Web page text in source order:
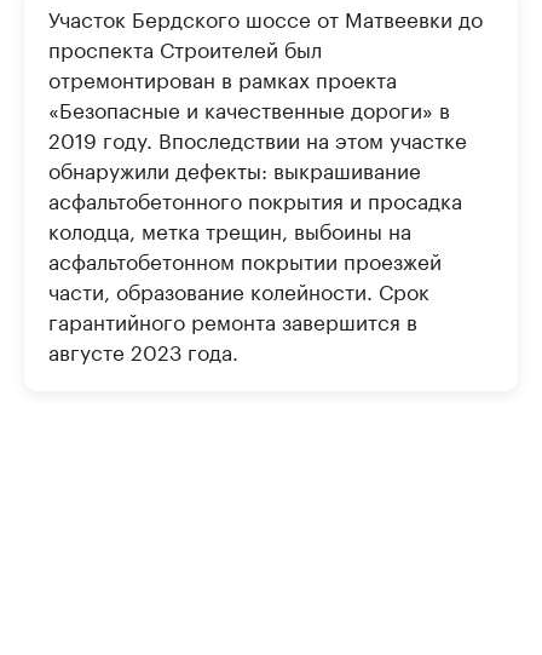
Участок Бердского шоссе от Матвеевки до
проспекта Строителей был
отремонтирован в рамках проекта
«Безопасные и качественные дороги» в
2019 году. Впоследствии на этом участке
обнаружили дефекты: выкрашивание
асфальтобетонного покрытия и просадка
колодца, метка трещин, выбоины на
асфальтобетонном покрытии проезжей
части, образование колейности. Срок
гарантийного ремонта завершится в
августе 2023 года.